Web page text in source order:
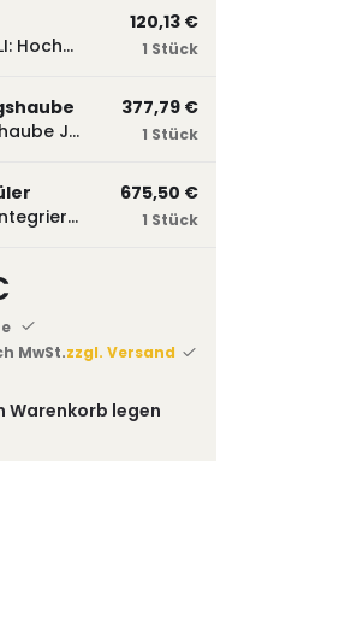
CARLO NOBILI: Hochdruck- Einhebelmischbatterie Blue, Mischbatterie verchromt 17770
120,13 €
1 Stück
ELICA: Wandhaube JOYE 60-A,600 mm breit Edelstahl JOYE60A
377,79 €
1 Stück
LAURUS Vollintegrierter Geschirrspüler LSV45-3, 450 mm breit, 3 Programme LSV45-3
675,50 €
1 Stück
MwSt.zzgl. Versand
Warenkorb legen